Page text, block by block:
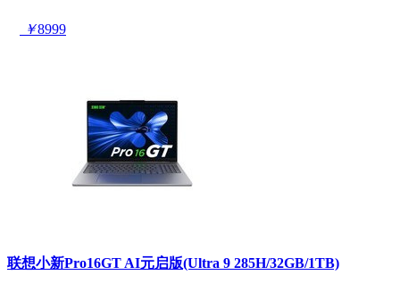
￥8999
联想小新Pro16GT AI元启版(Ultra 9 285H/32GB/1TB)